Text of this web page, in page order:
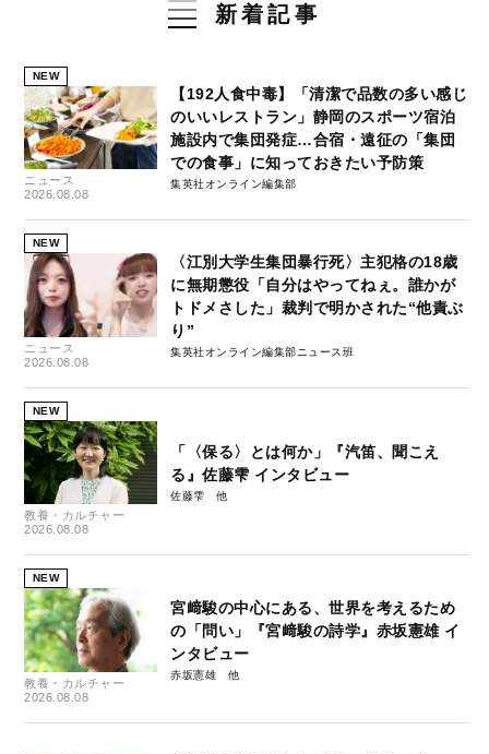
新着記事
NEW
ニュース
2026.08.08
【192人食中毒】「清潔で品数の多い感じ
のいいレストラン」静岡のスポーツ宿泊
施設内で集団発症…合宿・遠征の「集団
での食事」に知っておきたい予防策
集英社オンライン編集部
NEW
ニュース
2026.08.08
〈江別大学生集団暴行死〉主犯格の18歳
に無期懲役「自分はやってねぇ。誰かが
トドメさした」裁判で明かされた“他責ぶ
り”
集英社オンライン編集部ニュース班
NEW
教養・カルチャー
2026.08.08
「〈保る〉とは何か」『汽笛、聞こえ
る』佐藤雫 インタビュー
佐藤雫
NEW
教養・カルチャー
2026.08.08
宮﨑駿の中心にある、世界を考えるため
の「問い」『宮﨑駿の詩学』赤坂憲雄 イ
ンタビュー
赤坂憲雄